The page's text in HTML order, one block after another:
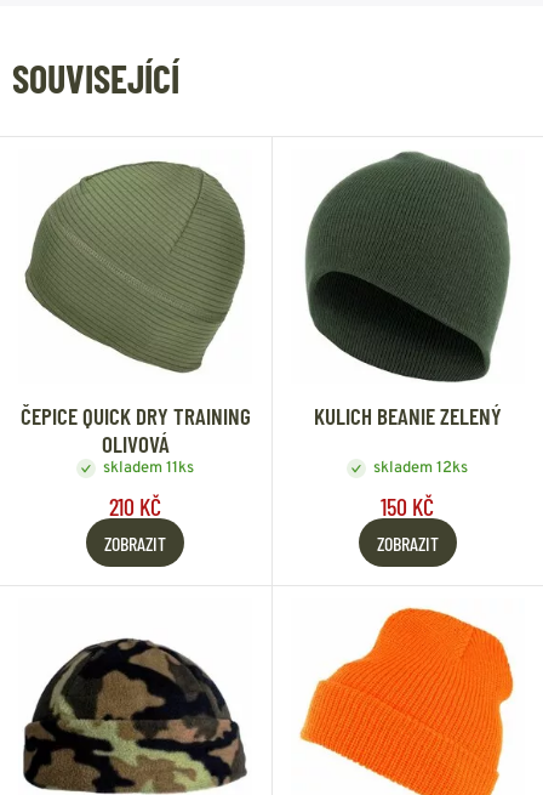
SOUVISEJÍCÍ
ČEPICE QUICK DRY TRAINING
OLIVOVÁ
skladem 11ks
210 KČ
ZOBRAZIT
KULICH BEANIE ZELENÝ
skladem 12ks
150 KČ
ZOBRAZIT